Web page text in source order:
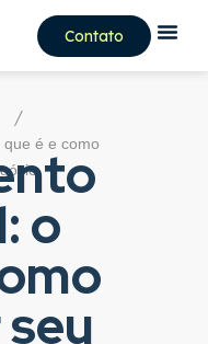
Contato
/
é e como
o